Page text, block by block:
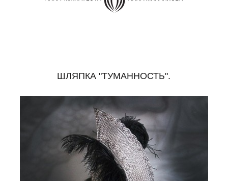
ШЛЯПКА "ТУМАННОСТЬ".